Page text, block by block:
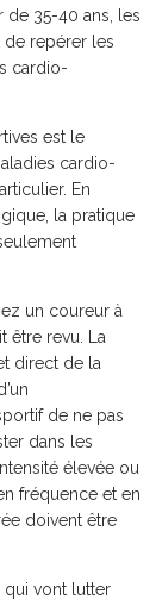
de 35-40 ans, les
de repérer les
cardio-
est le
cardio-
En
la pratique
un coureur à
être revu. La
direct de la
de ne pas
dans les
élevée ou
fréquence et en
doivent être
qui vont lutter